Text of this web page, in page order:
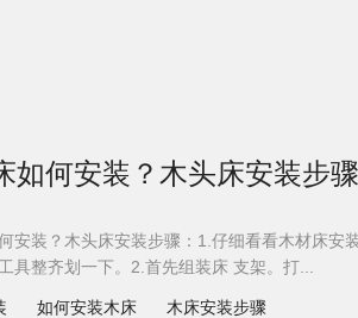
如何安装？木头床安装步骤
安装？木头床安装步骤：1.仔细看看木材床安
具整齐划一下。2.首先组装床 支架。打...
如何安装木床 木床安装步骤